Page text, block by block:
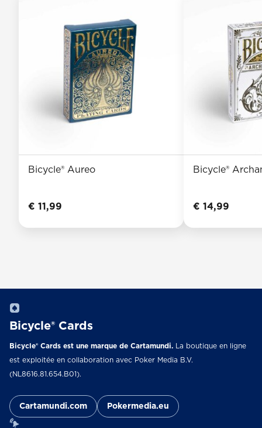
Bicycle® Aureo
€ 11,99
Bicycle®
€ 14,99
Bicycle® Cards
Bicycle® Cards est une marque de Cartamundi.
La boutique en ligne
est exploitée en collaboration avec Poker Media B.V.
(NL8616.81.654.B01).
Cartamundi.com Pokermedia.eu